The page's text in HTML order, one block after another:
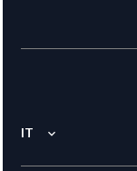
IT